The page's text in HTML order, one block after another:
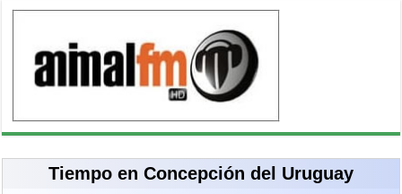
Tiempo en Concepción del Uruguay